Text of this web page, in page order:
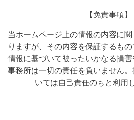
【免責事項】
当ホームページ上の情報の内容に
りますが、その内容を保証するも
情報に基づいて被ったいかなる損
事務所は一切の責任を負いません
いては自己責任のもと利用